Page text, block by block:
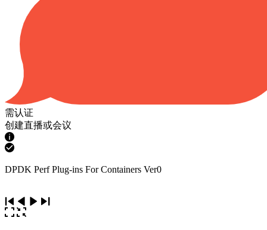
需认证
创建直播或会议
DPDK Perf Plug-ins For Containers Ver0